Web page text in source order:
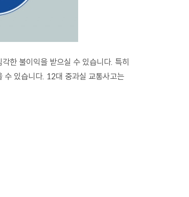
한 불이익을 받으실 수 있습니다. 특히
수 있습니다. 12대 중과실 교통사고는